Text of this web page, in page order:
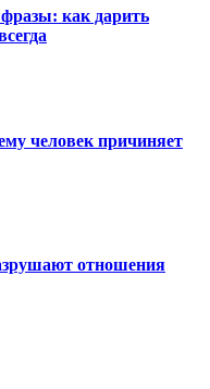
как дарить
человек причиняет
отношения